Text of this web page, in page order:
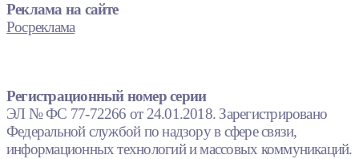
Реклама на сайте
Росреклама
Регистрационный номер серии
ЭЛ № ФС 77-72266 от 24.01.2018. Зарегистрировано
Федеральной службой по надзору в сфере связи,
информационных технологий и массовых коммуникаций.